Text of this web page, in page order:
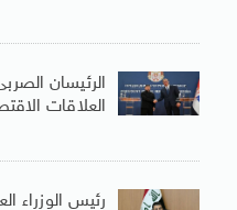
الرئيسان
العلاقات